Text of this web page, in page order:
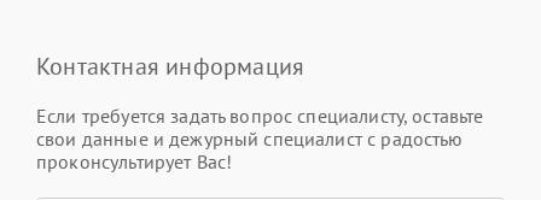
Контактная информация
Если требуется задать вопрос специалисту, оставьте
свои данные и дежурный специалист с радостью
проконсультирует Вас!